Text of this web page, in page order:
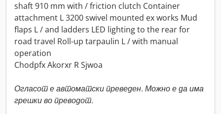
shaft 910 mm with / friction clutch Container
attachment L 3200 swivel mounted ex works Mud
flaps L / and ladders LED lighting to the rear for
road travel Roll-up tarpaulin L / with manual
operation
Chodpfx Akorxr R Sjwoa
Огласот е автоматски преведен. Можно е да има
грешки во преводот.